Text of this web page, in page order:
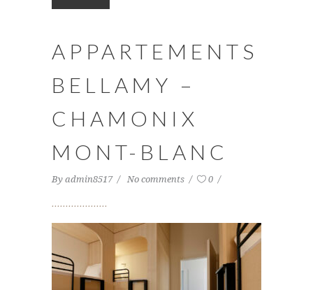
APPARTEMENTS
BELLAMY –
CHAMONIX
MONT-BLANC
By admin8517 No comments 0